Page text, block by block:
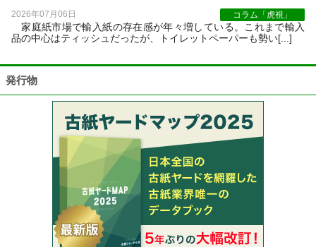
2026年07月06日 コラム「虎視」
家庭紙市場で輸入紙の存在感が年々増している。これまで輸入
品の中心はティッシュだったが、トイレットペーパーも勢い[...]
発行物